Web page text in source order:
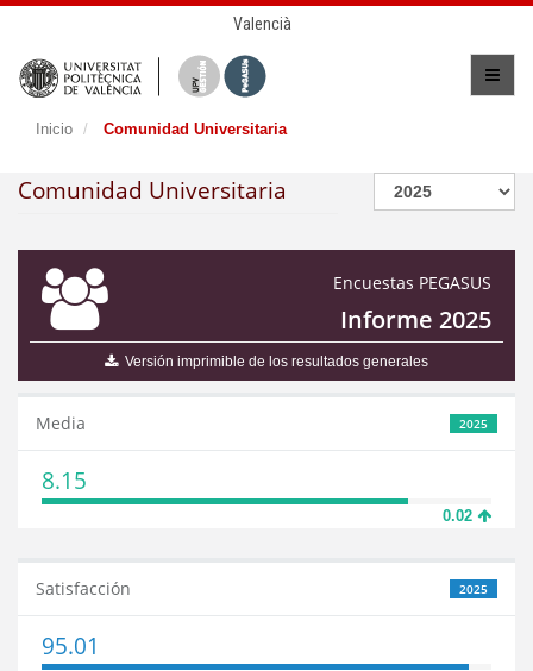
Valencià
Inicio Comunidad Universitaria
Comunidad Universitaria
Encuestas PEGASUS
Informe 2025
Versión imprimible de los resultados generales
2025
Media
8.15
0.02
2025
Satisfacción
95.01